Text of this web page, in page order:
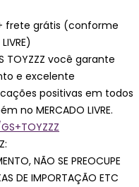
frete grátis (conforme
TOYZZZ você garante
e excelente
positivas em todos
no MERCADO LIVRE.
NÃO SE PREOCUPE
DE IMPORTAÇÃO ETC